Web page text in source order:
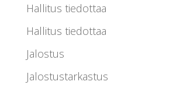
Hallitus tiedottaa
Hallitus tiedottaa
Jalostus
Jalostustarkastus